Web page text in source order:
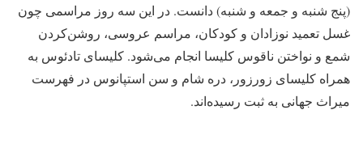
(پنج شنبه و جمعه و شنبه) دانست. در این سه روز مراسمی چون
غسل تعمید نوزادان و کودکان، مراسم عروسی، روشن‌کردن
شمع و نواختن ناقوس کلیسا انجام می‌شود. کلیسای تادئوس به
همراه کلیسای زورزور، دره شام و سن استپانوس در فهرست
میراث جهانی به ثبت رسیده‌اند.